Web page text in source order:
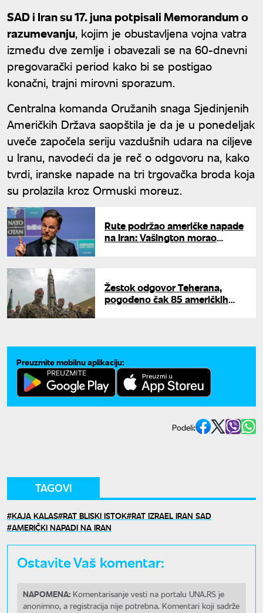
SAD i Iran su 17. juna potpisali Memorandum o
razumevanju, kojim je obustavljena vojna vatra
između dve zemlje i obavezali se na 60-dnevni
pregovarački period kako bi se postigao
konačni, trajni mirovni sporazum.
Centralna komanda Oružanih snaga Sjedinjenih
Američkih Država saopštila je da je u ponedeljak
uveče započela seriju vazdušnih udara na ciljeve
u Iranu, navodeći da je reč o odgovoru na, kako
tvrdi, iranske napade na tri trgovačka broda koja
su prolazila kroz Ormuski moreuz.
Rute podržao američke napade
na Iran: Vašington morao
Žestok odgovor Teherana,
pogođeno čak 85 američkih
Preuzmite mobilnu aplikaciju:
Podeli:
TAGOVI
KAJA KALAS RAT BLISKI ISTOK RAT IZRAEL IRAN SAD
AMERIČKI NAPADI NA IRAN
Ostavite Vaš komentar:
NAPOMENA: Komentarisanje vesti na portalu UNA.RS je
anonimno, a registracija nije potrebna. Komentari koji sadrže